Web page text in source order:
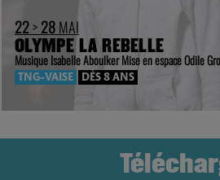
22>28MAI
OLYMPE LA REBELLE
Musique Isabelle Aboulker Mise en espace Odile
TNG-VAISE DÈS 8 ANS